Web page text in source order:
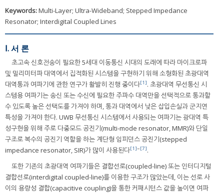
Keywords:Multi-Layer; Ultra-Wideband; Stepped Impedance
Resonator; Interdigital Coupled Lines
Ⅰ. 서 론
초고속 신호전송이 필요한 5세대 이동통신 시대의 도래에 따라 마이크로파
및 밀리미터파 대역에서 집적화된 시스템을 구현하기 위해 소형화된 초광대역
대역통과 여파기에 관한 연구가 활발히 진행 중이다[1]. 초광대역 무선통신 시
스템용 여파기는 송신 또는 수신에 필요한 주파수 대역만을 선택적으로 통과할
수 있도록 높은 선택도를 가져야 하며, 통과 대역에서 낮은 삽입손실과 군지연
특성을 가져야 한다. UWB 무선통신 시스템에서 사용되는 여파기는 광대역 특
성구현을 위해 주로 다중모드 공진기(multi-mode resonator, MMR)와 단일
구조로 복수의 공진기 역할을 하는 계단형 임피던스 공진기(stepped
impedance resonator, SIR)가 많이 사용된다[1]~[7].
또한 기존의 초광대역 여파기들은 결합선로(coupled-line) 또는 인터디지털
결합선로(interdigital coupled-line)를 이용한 구조가 많았는데, 이는 선로 사
이의 용량성 결합(capacitive coupling)을 통한 커패시턴스 값을 높이면 여파